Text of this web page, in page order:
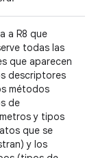
a R8 que
todas las
que aparecen
descriptores
métodos
de
y tipos
que se
y los